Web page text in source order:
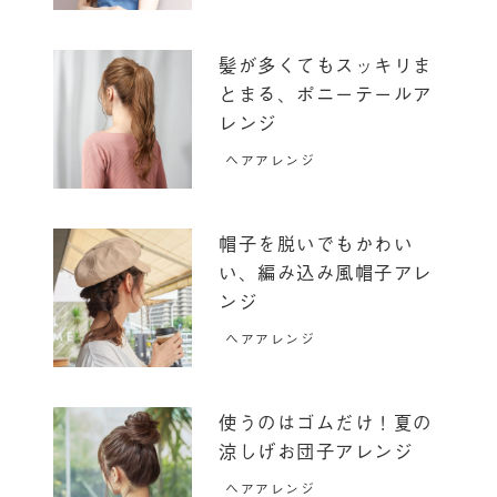
髪が多くてもスッキリま
とまる、ポニーテールア
レンジ
ヘアアレンジ
帽子を脱いでもかわい
い、編み込み風帽子アレ
ンジ
ヘアアレンジ
使うのはゴムだけ！夏の
涼しげお団子アレンジ
ヘアアレンジ